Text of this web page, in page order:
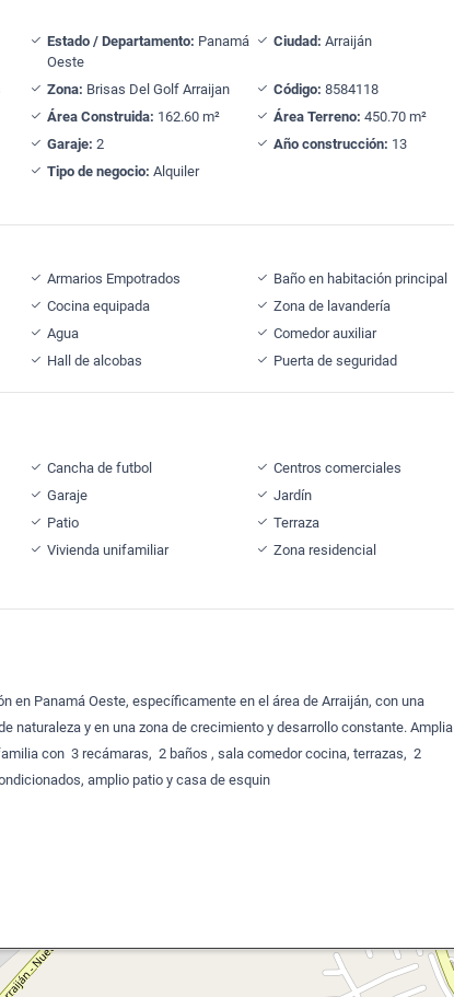
Estado / Departamento: Panamá
Oeste
Ciudad: Arraiján
Zona: Brisas Del Golf Arraijan Código: 8584118
Área Construida: 162.60 m² Área Terreno: 450.70 m²
Garaje: 2 Año construcción: 13
Tipo de negocio: Alquiler
Armarios Empotrados
Baño en habitación principal
Cocina equipada
Zona de lavandería
Agua
Comedor auxiliar
Hall de alcobas Puerta de seguridad
Cancha de futbol
Centros comerciales
Garaje
Jardín
Patio
Terraza
Vivienda unifamiliar
Zona residencial
en Panamá Oeste, específicamente en el área de Arraiján, con una
naturaleza y en una zona de crecimiento y desarrollo constante. Amplia
con 3 recámaras, 2 baños , sala comedor cocina, terrazas, 2
amplio patio y casa de esquin